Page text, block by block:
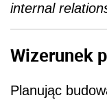
internal
Wizerunek
Planując